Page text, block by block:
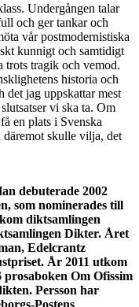
Undergången talar
och ger tankar och
vår postmodernistiska
kunnigt och samtidigt
trots tragik och vemod.
historia och
det jag uppskattar mest
vi ska ta. Om
en plats i Svenska
däremot skulle vilja, det
debuterade 2002
som nominerades till
diktsamlingen
Dikter. Året
Edelcrantz
År 2011 utkom
Om Ofissim
Persson har
Postens